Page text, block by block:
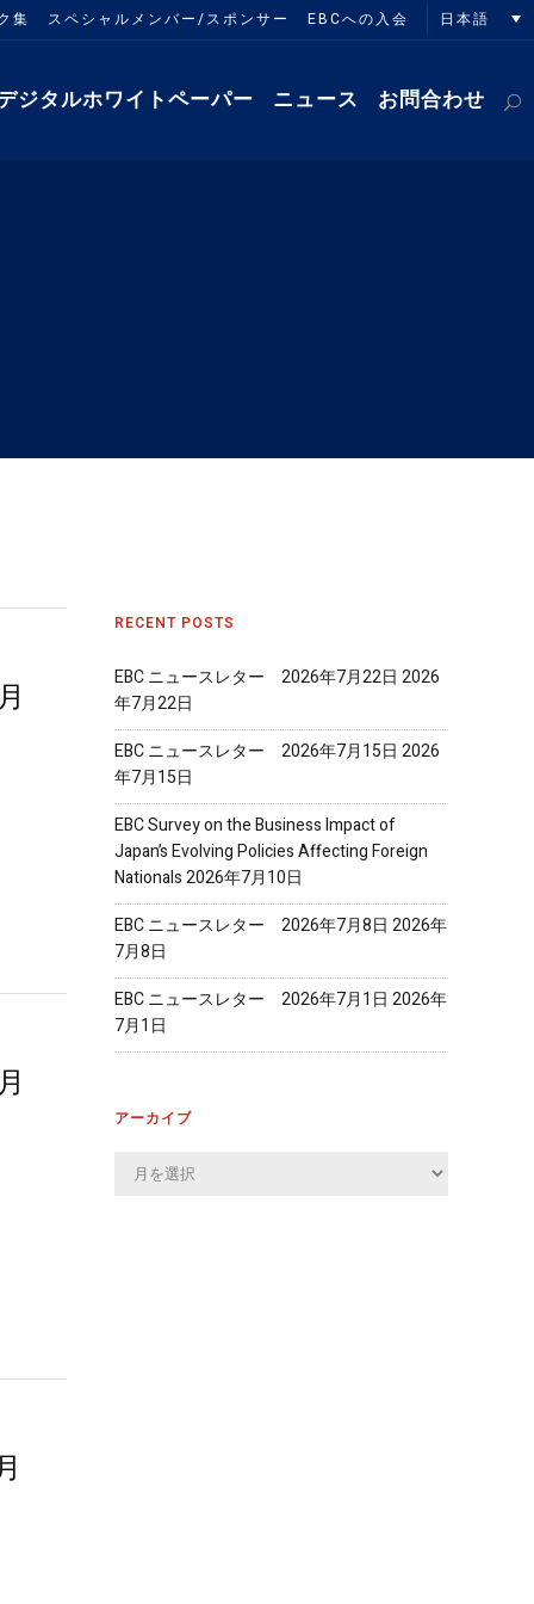
集 スペシャルメンバー/スポンサー EBCへの入会 日本語
ジタルホワイトペーパー ニュース お問合わせ
RECENT POSTS
EBC ニュースレター 2026年7月22日 2026
年7月22日
EBC ニュースレター 2026年7月15日 2026
年7月15日
EBC Survey on the Business Impact of
Japan’s Evolving Policies Affecting Foreign
Nationals2026年7月10日
EBC ニュースレター 2026年7月8日 2026年
7月8日
EBC ニュースレター 2026年7月1日 2026年
7月1日
アーカイブ